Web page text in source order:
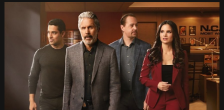
《雨傘學院》邁向終點！最終第四季公開前導
2024-05-31 13:20